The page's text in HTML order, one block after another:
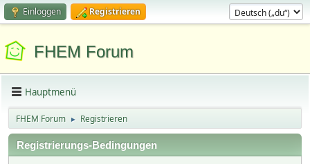
Einloggen Registrieren
FHEM Forum
Hauptmenü
FHEM Forum ► Registrieren
Registrierungs-Bedingungen